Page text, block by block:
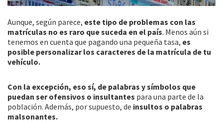
Aunque, según parece, este tipo de problemas con las
matrículas no es raro que suceda en el país. Menos aún si
tenemos en cuenta que pagando una pequeña tasa, es
posible personalizar los caracteres de la matrícula de tu
vehículo.
Con la excepción, eso sí, de palabras y símbolos que
puedan ser ofensivos o insultantes para una parte de la
población. Además, por supuesto, de insultos o palabras
malsonantes.